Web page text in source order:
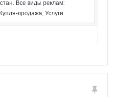
Все виды реклам:
продажа, Услуги